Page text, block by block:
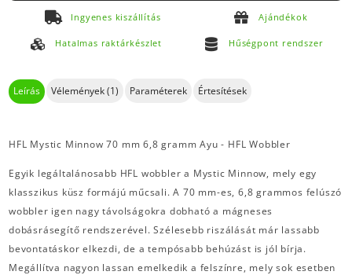
Ingyenes kiszállítás Ajándékok
Hatalmas raktárkészlet Hűségpont rendszer
Leírás Vélemények (1) Paraméterek Értesítések
HFL Mystic Minnow 70 mm 6,8 gramm Ayu - HFL Wobbler
Egyik legáltalánosabb HFL wobbler a Mystic Minnow, mely egy
klasszikus küsz formájú műcsali. A 70 mm-es, 6,8 grammos felúszó
wobbler igen nagy távolságokra dobható a mágneses
dobásrásegítő rendszerével. Szélesebb riszálását már lassabb
bevontatáskor elkezdi, de a tempósabb behúzást is jól bírja.
Megállítva nagyon lassan emelkedik a felszínre, mely sok esetben